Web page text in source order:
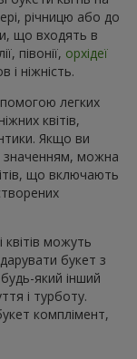
річницю або до
що входять в
півонії, орхідеї
ніжність.
легких
квітів,
Якщо ви
значенням, можна
що включають
квітів можуть
букет з
який інший
і турботу.
комплімент,